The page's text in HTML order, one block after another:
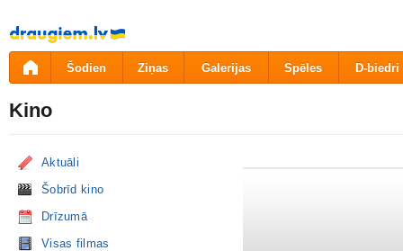
Pāriet
uz
saturu
Šodien Ziņas Galerijas Spēles D-biedri
Kino
Aktuāli
Šobrīd kino
Drīzumā
Visas filmas